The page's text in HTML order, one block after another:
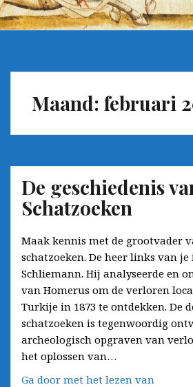
Maand: februari
De geschiedenis
Schatzoeken
Maak kennis met de grootvader
schatzoeken. De heer links van
Schliemann. Hij analyseerde en
van Homerus om de verloren
Turkije in 1873 te ontdekken. De
schatzoeken is tegenwoordig
archeologisch opgraven van
het oplossen van…
Ga door met het lezen van